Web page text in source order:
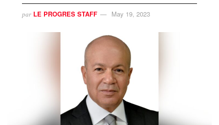
par LE PROGRES STAFF May 19, 2023